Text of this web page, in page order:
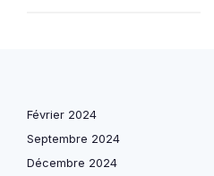
Février 2024
Septembre 2024
Décembre 2024